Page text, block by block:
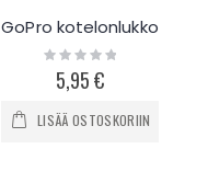
GoPro kotelonlukko
Rating:
0%5,95 €
LISÄÄ OSTOSKORIIN